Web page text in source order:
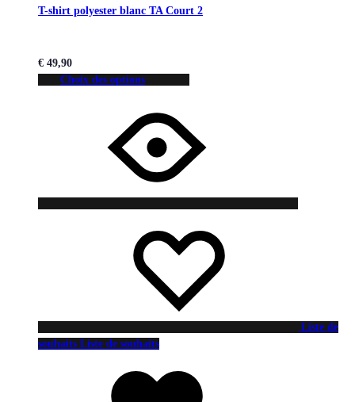
T-shirt polyester blanc TA Court 2
€ 49,90
Choix des options
Liste de
souhaits Liste de souhaits